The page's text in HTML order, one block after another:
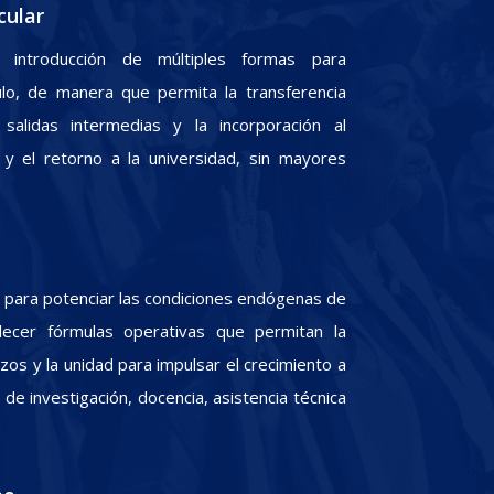
introducción de múltiples formas para
de manera que permita la transferencia
intermedias y la incorporación al
el retorno a la universidad, sin mayores
potenciar las condiciones endógenas de
fórmulas operativas que permitan la
y la unidad para impulsar el crecimiento a
investigación, docencia, asistencia técnica